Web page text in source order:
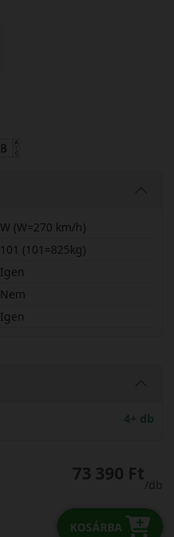
W (W=270 km/h)
101 (101=825kg)
Igen
Nem
Igen
4+ db
73 390 Ft
/db
KOSÁRBA